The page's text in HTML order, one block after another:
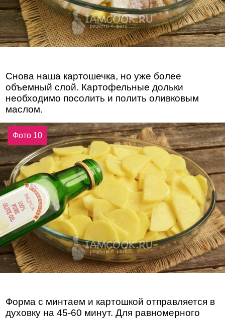
Снова наша картошечка, но уже более
объемный слой. Картофельные дольки
необходимо посолить и полить оливковым
маслом.
Фото 10
Форма с минтаем и картошкой отправляется в
духовку на 45-60 минут. Для равномерного